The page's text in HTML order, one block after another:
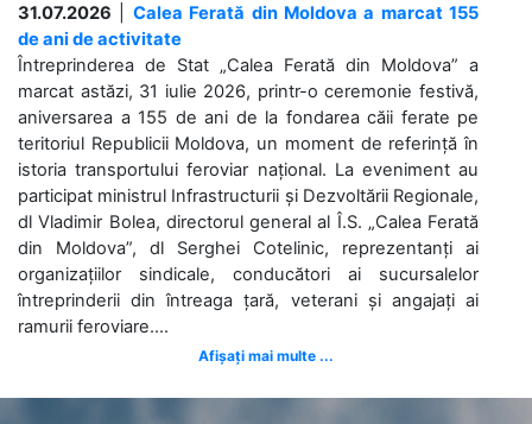
31.07.2026
Calea Ferată din Moldova a marcat 155
de ani de activitate
Întreprinderea de Stat „Calea Ferată din Moldova” a
marcat astăzi, 31 iulie 2026, printr-o ceremonie festivă,
aniversarea a 155 de ani de la fondarea căii ferate pe
teritoriul Republicii Moldova, un moment de referință în
istoria transportului feroviar național. La eveniment au
participat ministrul Infrastructurii și Dezvoltării Regionale,
dl Vladimir Bolea, directorul general al Î.S. „Calea Ferată
din Moldova”, dl Serghei Cotelinic, reprezentanți ai
organizațiilor sindicale, conducători ai sucursalelor
întreprinderii din întreaga țară, veterani și angajați ai
ramurii feroviare....
Afișați mai multe ...